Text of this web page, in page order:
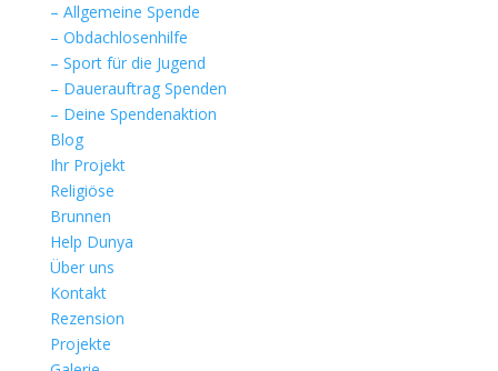
– Allgemeine Spende
– Obdachlosenhilfe
– Sport für die Jugend
– Dauerauftrag Spenden
– Deine Spendenaktion
Blog
Ihr Projekt
Religiöse
Brunnen
Help Dunya
Über uns
Kontakt
Rezension
Projekte